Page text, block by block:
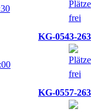
KG-0543-263
KG-0557-263